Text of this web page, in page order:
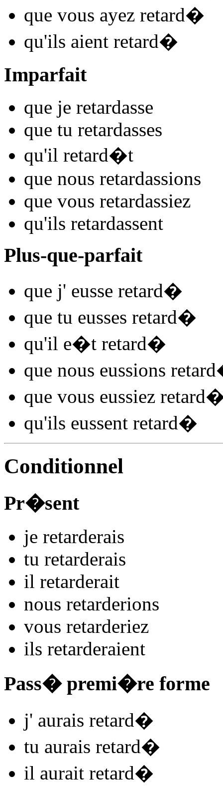
que vous ayez retard�
qu'ils aient retard�
Imparfait
que je retardasse
que tu retardasses
qu'il retard�t
que nous retardassions
que vous retardassiez
qu'ils retardassent
Plus-que-parfait
que j' eusse retard�
que tu eusses retard�
qu'il e�t retard�
que nous eussions retard
que vous eussiez retard
qu'ils eussent retard�
Conditionnel
Pr�sent
je retarderais
tu retarderais
il retarderait
nous retarderions
vous retarderiez
ils retarderaient
Pass� premi�re forme
j' aurais retard�
tu aurais retard�
il aurait retard�